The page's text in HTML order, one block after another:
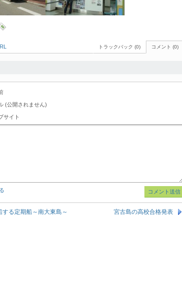
コメント (0)
トラックバック (0)
(公開されません)
サイト
る定期船～南大東島～ 宮古島の高校合格発表